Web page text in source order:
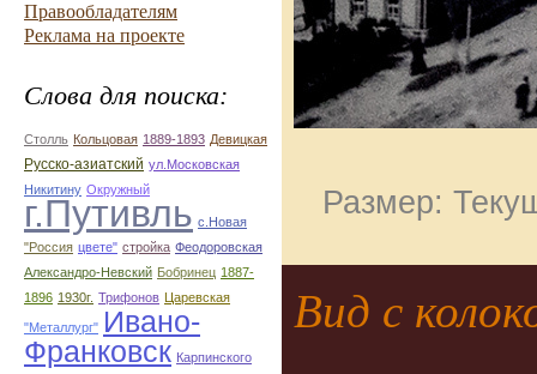
Правообладателям
Реклама на проекте
Слова для поиска:
Столль Кольцовая 1889-1893 Девицкая
Русско-азиатский ул.Московская
Никитину Окружный
г.Путивль с.Новая
"Россия цвете" стройка Феодоровская
Александро-Невский Бобринец 1887-
1896 1930г. Трифонов Царевская
"Металлург" Ивано-
Франковск Карпинского
Размер:
Вид с